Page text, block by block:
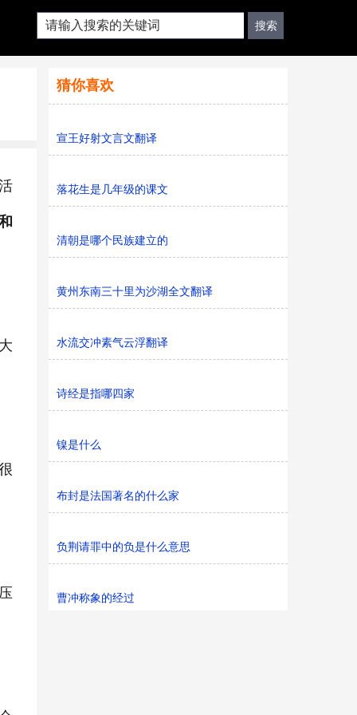
猜你喜欢
宣王好射文言文翻译
落花生是几年级的课文
清朝是哪个民族建立的
黄州东南三十里为沙湖全文翻译
水流交冲素气云浮翻译
诗经是指哪四家
镍是什么
布封是法国著名的什么家
负荆请罪中的负是什么意思
曹冲称象的经过